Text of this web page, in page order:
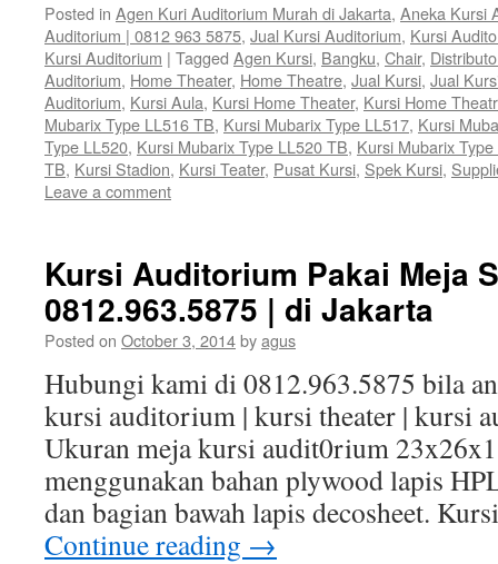
Posted in Agen Kuri Auditorium Murah di Jakarta, Aneka Kursi
Auditorium | 0812 963 5875, Jual Kursi Auditorium, Kursi
Kursi Auditorium | Tagged Agen Kursi, Bangku, Chair,
Auditorium, Home Theater, Home Theatre, Jual Kursi, Jual
Auditorium, Kursi Aula, Kursi Home Theater, Kursi Home
Mubarix Type LL516 TB, Kursi Mubarix Type LL517, Kursi
Type LL520, Kursi Mubarix Type LL520 TB, Kursi Mubarix
TB, Kursi Stadion, Kursi Teater, Pusat Kursi, Spek Kursi,
Leave a comment
Kursi Auditorium Pakai Meja
0812.963.5875 | di Jakarta
Posted on October 3, 2014byagus
Hubungi kami di 0812.963.5875 bila
kursi auditorium | kursi theater | kursi
Ukuran meja kursi audit0rium
menggunakan bahan plywood lapis
dan bagian bawah lapis decosheet.
Continue reading →